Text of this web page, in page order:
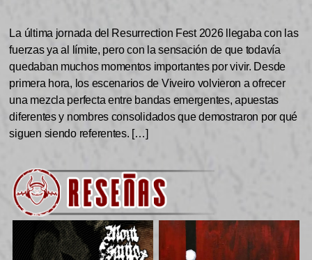
La última jornada del Resurrection Fest 2026 llegaba con las
fuerzas ya al límite, pero con la sensación de que todavía
quedaban muchos momentos importantes por vivir. Desde
primera hora, los escenarios de Viveiro volvieron a ofrecer
una mezcla perfecta entre bandas emergentes, apuestas
diferentes y nombres consolidados que demostraron por qué
siguen siendo referentes. […]